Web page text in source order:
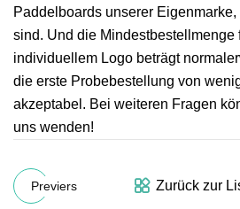
Paddelboards unserer
sind. Und die Mindestbestellmenge
individuellem Logo beträgt
die erste Probebestellung von
akzeptabel. Bei weiteren Fragen
uns wenden!
Previers Zurück zur